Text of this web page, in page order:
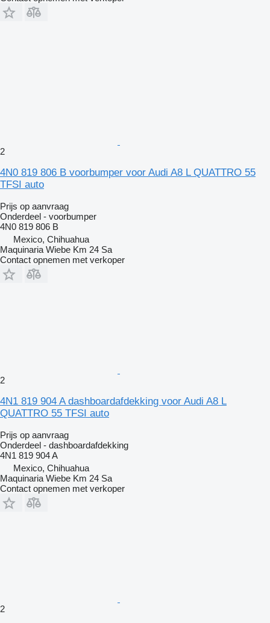
2
4N0 819 806 B voorbumper voor Audi A8 L QUATTRO 55
TFSI auto
Prijs op aanvraag
Onderdeel - voorbumper
4N0 819 806 B
Mexico, Chihuahua
Maquinaria Wiebe Km 24 Sa
Contact opnemen met verkoper
2
4N1 819 904 A dashboardafdekking voor Audi A8 L
QUATTRO 55 TFSI auto
Prijs op aanvraag
Onderdeel - dashboardafdekking
4N1 819 904 A
Mexico, Chihuahua
Maquinaria Wiebe Km 24 Sa
Contact opnemen met verkoper
2